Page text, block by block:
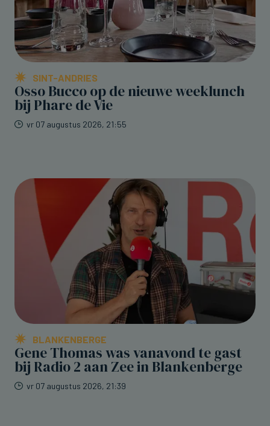
SINT-ANDRIES
Osso Bucco op de nieuwe weeklunch
bij Phare de Vie
vr 07 augustus 2026, 21:55
BLANKENBERGE
Gene Thomas was vanavond te gast
bij Radio 2 aan Zee in Blankenberge
vr 07 augustus 2026, 21:39